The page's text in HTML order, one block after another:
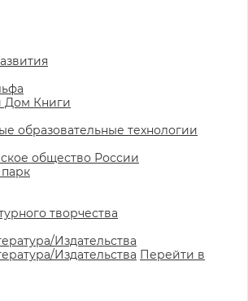
Дом Книги
образовательные технологии
общество России
творчества
Издательства
Издательства Перейти в